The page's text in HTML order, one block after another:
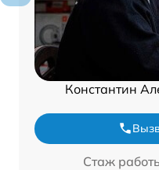
Константин
Стаж